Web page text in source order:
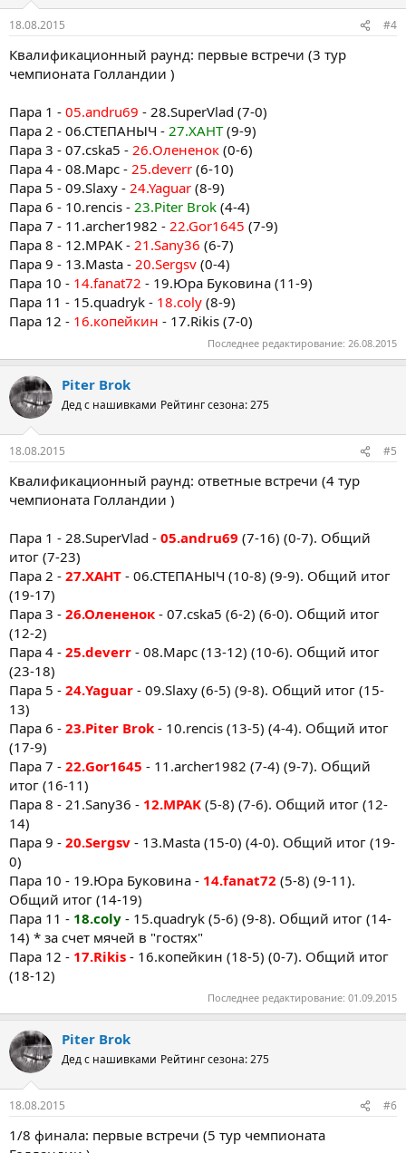
18.08.2015 #4
Квалификационный раунд: первые встречи (3 тур
чемпионата Голландии )
Пара 1 - 05.andru69 - 28.SuperVlad (7-0)
Пара 2 - 06.СТЕПАНЫЧ - 27.ХАНТ(9-9)
Пара 3 - 07.cska5 - 26.Олененок (0-6)
Пара 4 - 08.Марс - 25.deverr (6-10)
Пара 5 - 09.Slaxy - 24.Yaguar (8-9)
Пара 6 - 10.rencis - 23.Piter Brok (4-4)
Пара 7 - 11.archer1982 - 22.Gor1645 (7-9)
Пара 8 - 12.MPAK - 21.Sany36 (6-7)
Пара 9 - 13.Masta - 20.Sergsv (0-4)
Пара 10 - 14.fanat72 - 19.Юра Буковина (11-9)
Пара 11 - 15.quadryk - 18.coly (8-9)
Пара 12 - 16.копейкин - 17.Rikis (7-0)
Последнее редактирование: 26.08.2015
Piter Brok
Дед с нашивками Рейтинг сезона: 275
18.08.2015 #5
Квалификационный раунд: ответные встречи (4 тур
чемпионата Голландии )
Пара 1 - 28.SuperVlad - 05.andru69 (7-16) (0-7). Общий
итог (7-23)
Пара 2 - 27.ХАНТ - 06.СТЕПАНЫЧ (10-8) (9-9). Общий итог
(19-17)
Пара 3 - 26.Олененок - 07.cska5 (6-2) (6-0). Общий итог
(12-2)
Пара 4 - 25.deverr - 08.Марс (13-12) (10-6). Общий итог
(23-18)
Пара 5 - 24.Yaguar - 09.Slaxy (6-5) (9-8). Общий итог (15-
13)
Пара 6 - 23.Piter Brok - 10.rencis (13-5) (4-4). Общий итог
(17-9)
Пара 7 - 22.Gor1645 - 11.archer1982 (7-4) (9-7). Общий
итог (16-11)
Пара 8 - 21.Sany36 - 12.MPAK (5-8) (7-6). Общий итог (12-
14)
Пара 9 - 20.Sergsv - 13.Masta (15-0) (4-0). Общий итог (19-
0)
Пара 10 - 19.Юра Буковина - 14.fanat72 (5-8) (9-11).
Общий итог (14-19)
Пара 11 - 18.coly - 15.quadryk (5-6) (9-8). Общий итог (14-
14) * за счет мячей в "гостях"
Пара 12 - 17.Rikis - 16.копейкин (18-5) (0-7). Общий итог
(18-12)
Последнее редактирование: 01.09.2015
Piter Brok
Дед с нашивками Рейтинг сезона: 275
18.08.2015 #6
1/8 финала: первые встречи (5 тур чемпионата